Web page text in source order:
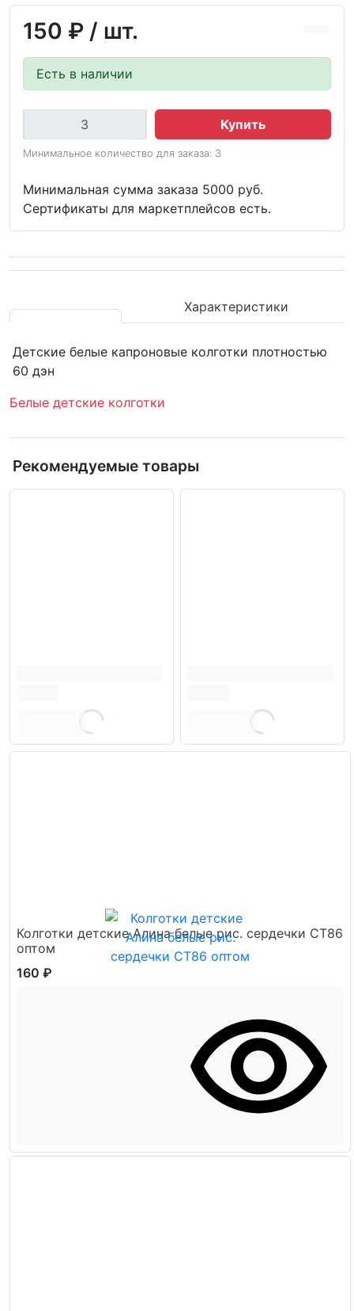
150 ₽ / шт.
Есть в наличии
Купить
Минимальное количество для заказа: 3
Минимальная сумма заказа 5000 руб.
Сертификаты для маркетплейсов есть.
Характеристики
Детские белые капроновые колготки плотностью
60 дэн
Белые детские колготки
Рекомендуемые товары
Колготки детские Алина белые рис. сердечки СТ86
оптом
160 ₽